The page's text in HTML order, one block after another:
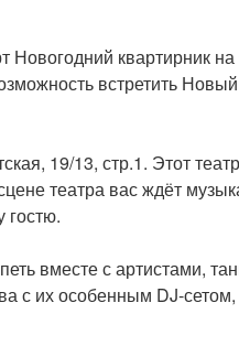
квартирник
встретить
19/13, стр.1. Этот
театра вас ждёт
гостю.
вместе с артистами,
их особенным DJ-